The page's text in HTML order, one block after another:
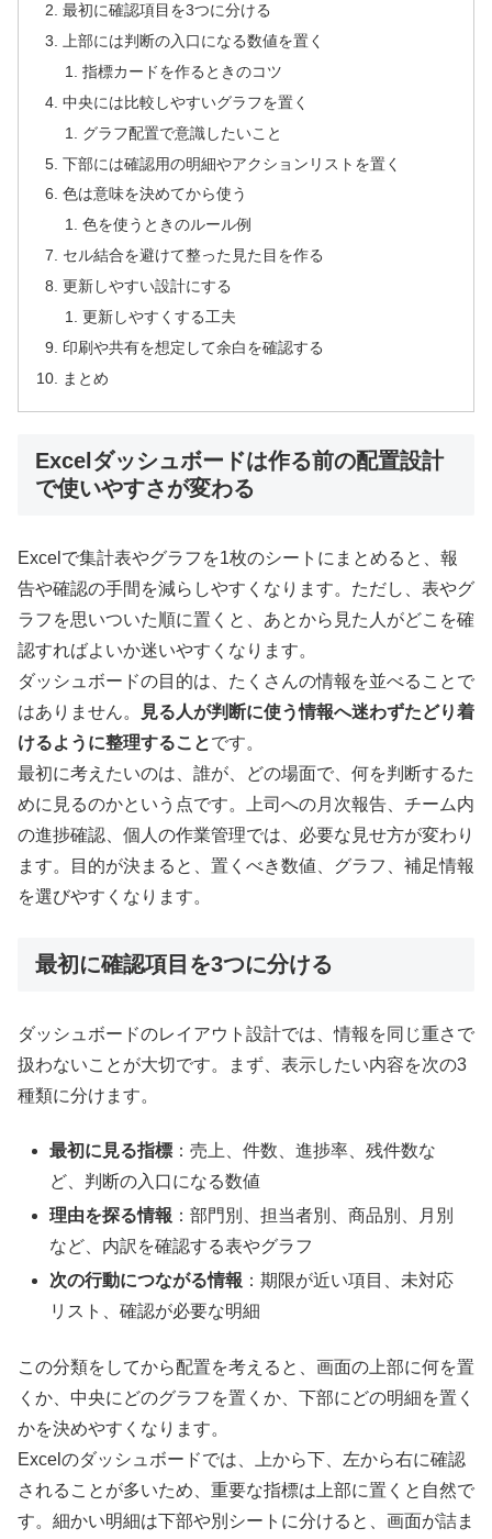
最初に確認項目を3つに分ける
上部には判断の入口になる数値を置く
指標カードを作るときのコツ
中央には比較しやすいグラフを置く
グラフ配置で意識したいこと
下部には確認用の明細やアクションリストを置く
色は意味を決めてから使う
色を使うときのルール例
セル結合を避けて整った見た目を作る
更新しやすい設計にする
更新しやすくする工夫
印刷や共有を想定して余白を確認する
まとめ
Excelダッシュボードは作る前の配置設計
で使いやすさが変わる
Excelで集計表やグラフを1枚のシートにまとめると、報
告や確認の手間を減らしやすくなります。ただし、表やグ
ラフを思いついた順に置くと、あとから見た人がどこを確
認すればよいか迷いやすくなります。
ダッシュボードの目的は、たくさんの情報を並べることで
はありません。
見る人が判断に使う情報へ迷わずたどり着
けるように整理することです。
最初に考えたいのは、誰が、どの場面で、何を判断するた
めに見るのかという点です。上司への月次報告、チーム内
の進捗確認、個人の作業管理では、必要な見せ方が変わり
ます。目的が決まると、置くべき数値、グラフ、補足情報
を選びやすくなります。
最初に確認項目を3つに分ける
ダッシュボードのレイアウト設計では、情報を同じ重さで
扱わないことが大切です。まず、表示したい内容を次の3
種類に分けます。
最初に見る指標 ：売上、件数、進捗率、残件数な
ど、判断の入口になる数値
理由を探る情報 ：部門別、担当者別、商品別、月別
など、内訳を確認する表やグラフ
次の行動につながる情報 ：期限が近い項目、未対応
リスト、確認が必要な明細
この分類をしてから配置を考えると、画面の上部に何を置
くか、中央にどのグラフを置くか、下部にどの明細を置く
かを決めやすくなります。
Excelのダッシュボードでは、上から下、左から右に確認
されることが多いため、重要な指標は上部に置くと自然で
す。細かい明細は下部や別シートに分けると、画面が詰ま